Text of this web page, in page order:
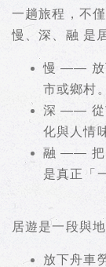
一趟旅程，不
慢、深、融 是
慢 —— 放
市或鄉村。
深 —— 從
化與人情
融 —— 把
是真正「
居遊是一段與
放下舟車